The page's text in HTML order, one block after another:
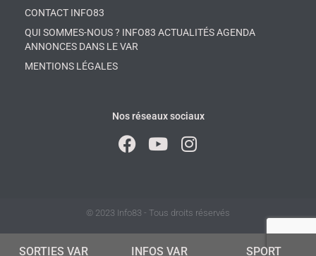
CONTACT INFO83
QUI SOMMES-NOUS ? INFO83 ACTUALITÉS AGENDA
ANNONCES DANS LE VAR
MENTIONS LÉGALES
Nos réseaux sociaux
© 2023 Info83 - Tous droits réservés
SORTIES VAR INFOS VAR SPORT